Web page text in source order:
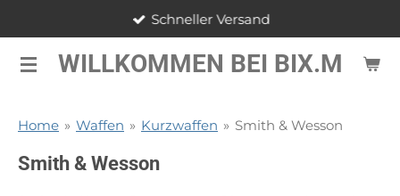
springenWILLKOMMEN BEI BIX.M
Schneller Versand
Home » Waffen » Kurzwaffen » Smith & Wesson
Smith & Wesson